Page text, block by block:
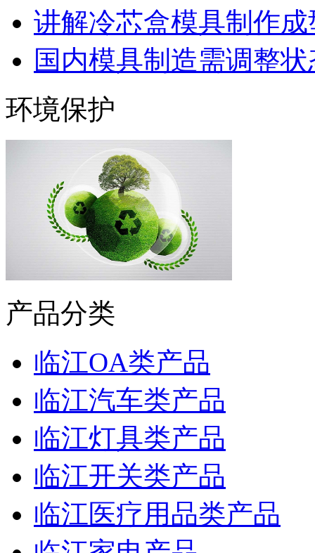
讲解冷芯盒模具制作
国内模具制造需调整
环境保护
产品分类
临江OA类产品
临江汽车类产品
临江灯具类产品
临江开关类产品
临江医疗用品类产品